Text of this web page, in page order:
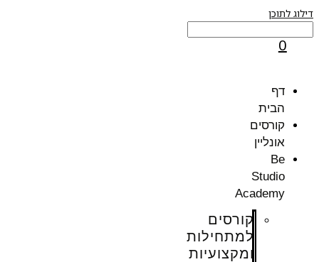
לתוכן
דף
הבית
קורסים
אונליין
Be
Studio
Academy
קורסים
למתחילות
ומקצועיות